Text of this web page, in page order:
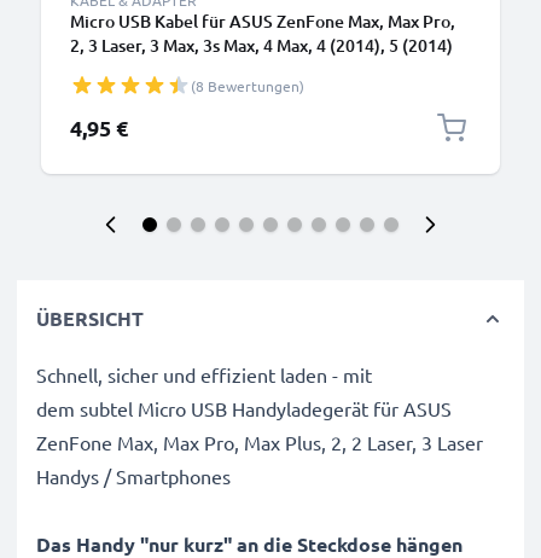
Micro USB Kabel für ASUS ZenFone Max, Max Pro,
2, 3 Laser, 3 Max, 3s Max, 4 Max, 4 (2014), 5 (2014)
für Smartphone(8 Bewertungen)
4,95 €
ÜBERSICHT
Schnell, sicher und effizient laden - mit
dem subtel Micro USB Handyladegerät für ASUS
ZenFone Max, Max Pro, Max Plus, 2, 2 Laser, 3 Laser
Handys / Smartphones
Das Handy "nur kurz" an die Steckdose hängen